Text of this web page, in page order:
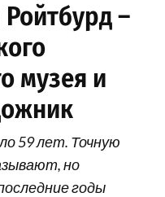
–
музея и
59 лет. Точную
но
годы